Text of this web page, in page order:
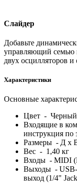
Слайдер
Добавьте
управляющий семью
двух осцилляторов
Характеристики
Основные
Цвет - Черный
Входящие в
инструкция по
Размеры - Д х
Вес - 1,40 кг
Входы - MIDI
Выходы - USB-
выход (1/4"